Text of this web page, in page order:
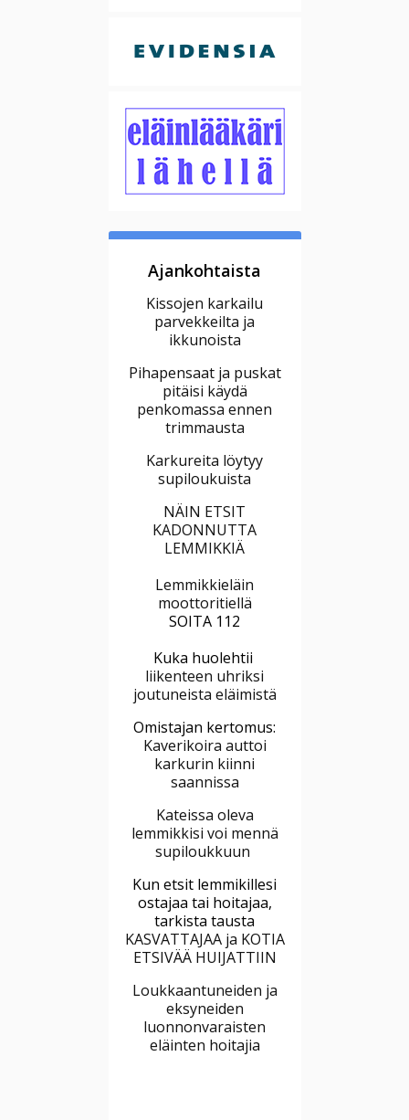
Ajankohtaista
Kissojen karkailu
parvekkeilta ja
ikkunoista
Pihapensaat ja puskat
pitäisi käydä
penkomassa ennen
trimmausta
Karkureita löytyy
supiloukuista
NÄIN ETSIT
KADONNUTTA
LEMMIKKIÄ
Lemmikkieläin
moottoritiellä
SOITA 112
Kuka huolehtii
liikenteen uhriksi
joutuneista eläimistä
Omistajan kertomus:
Kaverikoira auttoi
karkurin kiinni
saannissa
Kateissa oleva
lemmikkisi voi mennä
supiloukkuun
Kun etsit lemmikillesi
ostajaa tai hoitajaa,
tarkista tausta
KASVATTAJAA ja KOTIA
ETSIVÄÄ HUIJATTIIN
Loukkaantuneiden ja
eksyneiden
luonnonvaraisten
eläinten hoitajia